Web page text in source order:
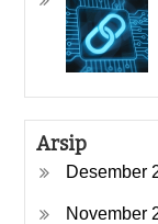
Arsip
Desember
November